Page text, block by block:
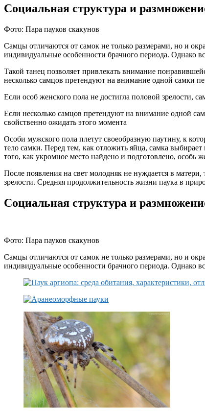
Социальная структура и
Фото: Пара пауков скакунов
Самцы отличаются от самок не только размерами, но и
индивидуальные особенности брачного периода. Однако
Такой танец позволяет привлекать внимание
несколько самцов претендуют на внимание одной самки
Если особ женского пола не достигла половой зрелости,
Если несколько самцов претендуют на внимание одной
свойственно ожидать этого момента
Особи мужского пола плетут своеобразную паутину, к
тело самки. Перед тем, как отложить яйца, самка
того, как укромное место найдено и подготовлено, особь
После появления на свет молодняк не нуждается в
зрелости. Средняя продолжительность жизни паука в
Социальная структура и
Фото: Пара пауков скакунов
Самцы отличаются от самок не только размерами, но и
индивидуальные особенности брачного периода. Однако